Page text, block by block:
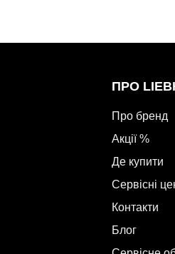
ПРО
Про бренд
Акції %
Де купити
Сервісні
Контакти
Блог